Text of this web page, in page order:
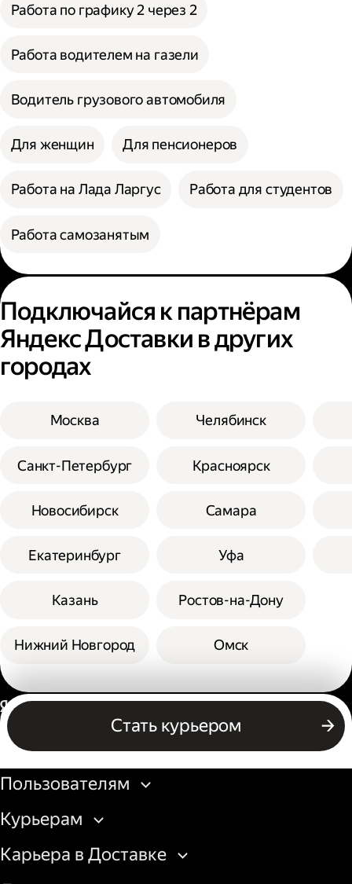
Работа по графику 2 через 2
Работа водителем на газели
Водитель грузового автомобиля
Для женщин Для пенсионеров
Работа на Лада Ларгус Работа для студентов
Работа самозанятым
Подключайся к партнёрам
Яндекс Доставки в других
городах
Москва
Санкт-Петербург
Новосибирск
Екатеринбург
Казань
Нижний Новгород
Челябинск
Красноярск
Самара
Уфа
Ростов-на-Дону
Омск
Стать курьером
Россия
Бизнесу
Пользователям
Курьерам
Карьера в Доставке